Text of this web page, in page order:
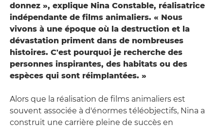
donnez », explique Nina Constable, réalisatrice
indépendante de films animaliers. « Nous
vivons à une époque où la destruction et la
dévastation priment dans de nombreuses
histoires. C'est pourquoi je recherche des
personnes inspirantes, des habitats ou des
espèces qui sont réimplantées. »
Alors que la réalisation de films animaliers est
souvent associée à d'énormes téléobjectifs, Nina a
construit une carrière pleine de succès en